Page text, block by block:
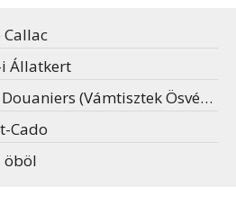
Callac
i Állatkert
(Vámtisztek Ösvénye)
Cado
öböl